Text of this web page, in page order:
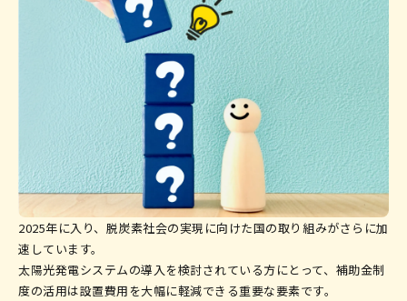
オール電化について
選ばれる理由
お役立ちコラム
会社概要
0120-019-600
受付時間9:00〜17:00不定休
Webでお問い合わせ
2025年に入り、脱炭素社会の実現に向けた国の取り組みがさらに加
速しています。
太陽光発電システムの導入を検討されている方にとって、補助金制
度の活用は設置費用を大幅に軽減できる重要な要素です。